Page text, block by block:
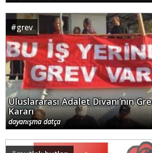
#grev
Uluslararası Adalet Divanı’nın
Kararı
dayanışma datça